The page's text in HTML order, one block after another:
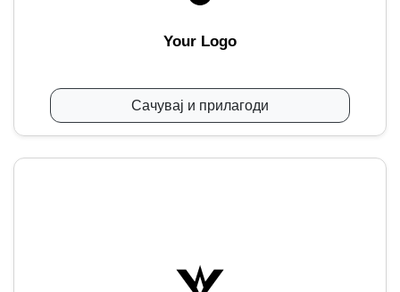
Your Logo
Сачувај и прилагоди